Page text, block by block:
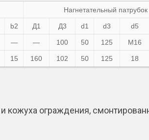
Нагнетательный патрубок
b2 Д1 Д3 d1 d3 d5
— — 100 50 125 М16
15 160 102 50 125 18
кожуха ограждения,